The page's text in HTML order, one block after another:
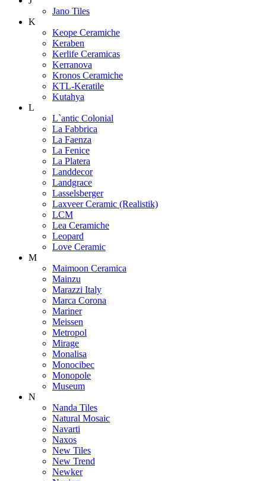
Jano Tiles
K
Keope Ceramiche
Keraben
Kerlife Ceramicas
Kerranova
Kronos Ceramiche
KTL-Keratile
Kutahya
L
L`antic Colonial
La Fabbrica
La Faenza
La Fenice
La Platera
Landdecor
Landgrace
Lasselsberger
Laxveer Ceramic (Realistik)
LCM
Lea Ceramiche
Leopard
Love Ceramic
M
Maimoon Ceramica
Mainzu
Marazzi Italy
Marca Corona
Mariner
Meissen
Metropol
Mirage
Monalisa
Monocibec
Monopole
Museum
N
Nanda Tiles
Natural Mosaic
Navarti
Naxos
New Tiles
New Trend
Newker